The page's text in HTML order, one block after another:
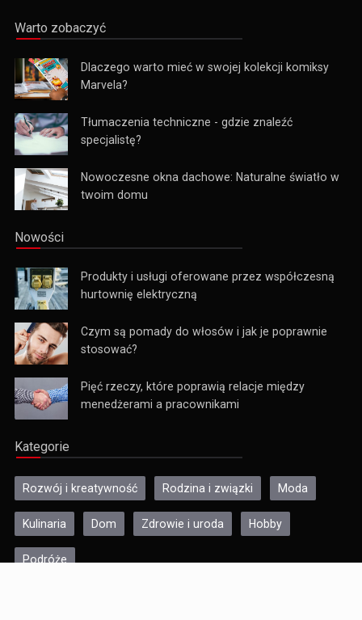
Warto zobaczyć
Dlaczego warto mieć w swojej kolekcji komiksy
Marvela?
Tłumaczenia techniczne - gdzie znaleźć
specjalistę?
Nowoczesne okna dachowe: Naturalne światło w
twoim domu
Nowości
Produkty i usługi oferowane przez współczesną
hurtownię elektryczną
Czym są pomady do włosów i jak je poprawnie
stosować?
Pięć rzeczy, które poprawią relacje między
menedżerami a pracownikami
Kategorie
Rozwój i kreatywność Rodzina i związki Moda
Kulinaria Dom Zdrowie i uroda Hobby
Podróże